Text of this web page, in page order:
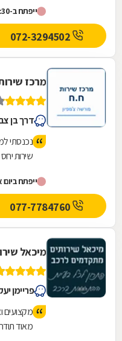
ייפתח ב-7:30
מרכז
דרך בן צבי 45, תל
נכנסתי
שירות
ייפתח ביום א'
מיכאל
פריימן יעקב 16,
מקצועים
מאוד